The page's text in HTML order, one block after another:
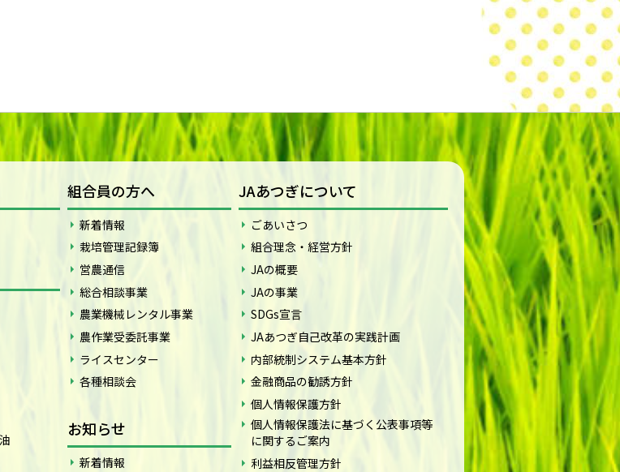
組合員の方へ
新着情報
栽培管理記録簿
営農通信
総合相談事業
農業機械レンタル事業
農作業受委託事業
ライスセンター
各種相談会
お知らせ
新着情報
JAあつぎについて
ごあいさつ
組合理念・経営方針
JAの概要
JAの事業
SDGs宣言
JAあつぎ自己改革の実践計画
内部統制システム基本方針
金融商品の勧誘方針
個人情報保護方針
個人情報保護法に基づく公表事項等
に関するご案内
利益相反管理方針